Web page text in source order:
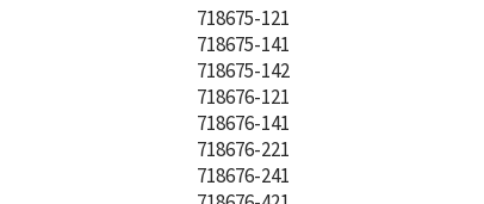
718675-121
718675-141
718675-142
718676-121
718676-141
718676-221
718676-241